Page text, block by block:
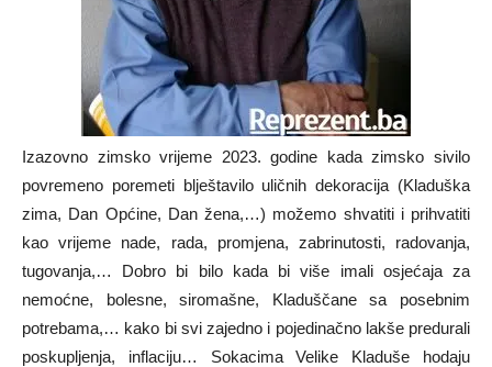
Izazovno zimsko vrijeme 2023. godine kada zimsko sivilo
povremeno poremeti blještavilo uličnih dekoracija (Kladuška
zima, Dan Općine, Dan žena,…) možemo shvatiti i prihvatiti
kao vrijeme nade, rada, promjena, zabrinutosti, radovanja,
tugovanja,… Dobro bi bilo kada bi više imali osjećaja za
nemoćne, bolesne, siromašne, Kladuščane sa posebnim
potrebama,… kako bi svi zajedno i pojedinačno lakše predurali
poskupljenja, inflaciju… Sokacima Velike Kladuše hodaju